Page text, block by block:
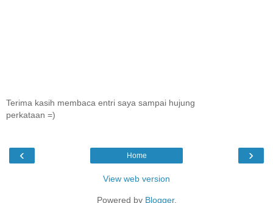
Terima kasih membaca entri saya sampai hujung
perkataan =)
‹ ›
Home
View web version
Powered by Blogger.